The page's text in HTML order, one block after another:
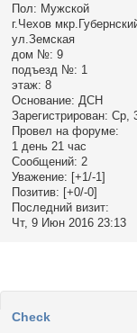
Пол: Мужской
г.Чехов
ул.Земская
дом №: 9
подъезд №: 1
этаж: 8
Основание: ДСН
Зарегистрирован: Ср,
Провел на форуме:
1 день 21 час
Сообщений: 2
Уважение: [+1/-1]
Позитив: [+0/-0]
Последний визит:
Чт, 9 Июн 2016 23:13
Check